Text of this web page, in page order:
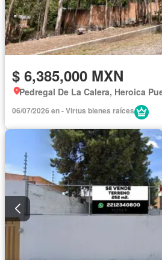
$ 6,385,000 MXN
Pedregal De La Calera, Heroica
06/07/2026 en - Virtus bienes raíces